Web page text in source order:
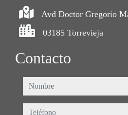
Avd Doctor Gregorio
03185 Torrevieja
Contacto
nombre
teléfono